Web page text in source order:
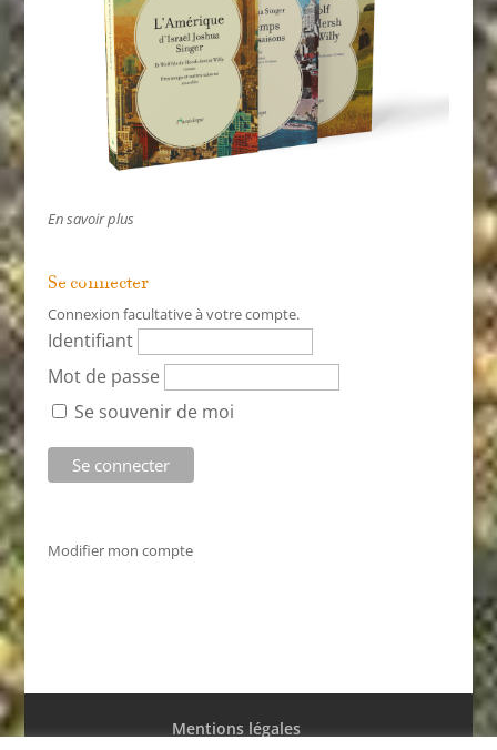
En savoir plus
Se connecter
Connexion facultative à votre compte.
Identifiant
Mot de passe
Se souvenir de moi
Modifier mon compte
Mentions légales